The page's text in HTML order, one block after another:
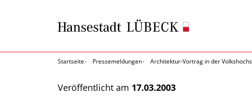
Startseite Pressemeldungen Architektur-Vortrag in der
Veröffentlicht am 17.03.2003